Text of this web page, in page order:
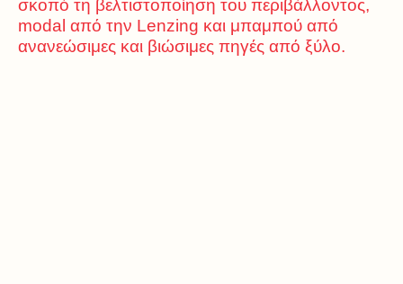
σκοπό τη βελτιστοποίηση του περιβάλλοντος,
modal από την Lenzing και μπαμπού από
ανανεώσιμες και βιώσιμες πηγές από ξύλο.